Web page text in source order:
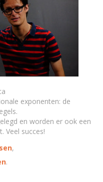
Oefening 2
getallen tot een
Oefening 3
getallen
exponenten: de
en worden er ook een
Veel succes!
,
.